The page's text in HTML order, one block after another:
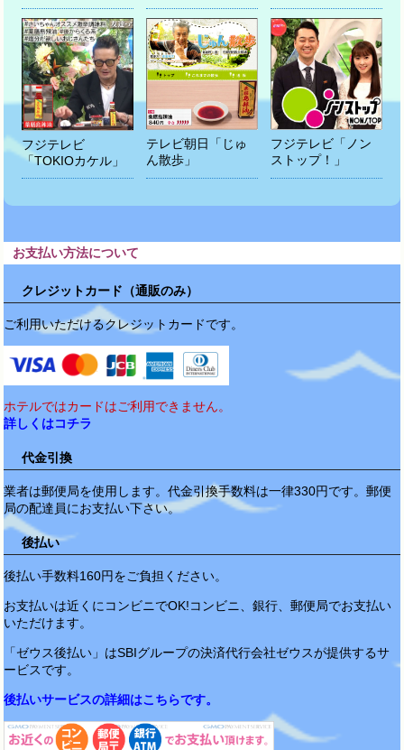
フジテレビ
「TOKIOカケル」
テレビ朝日「じゅ
ん散歩」
フジテレビ「ノン
ストップ！」
お支払い方法について
クレジットカード（通販のみ）
ご利用いただけるクレジットカードです。
ホテルではカードはご利用できません。
詳しくはコチラ
代金引換
業者は郵便局を使用します。代金引換手数料は一律330円です。郵便
局の配達員にお支払い下さい。
後払い
後払い手数料160円をご負担ください。
お支払いは近くにコンビニでOK!コンビニ、銀行、郵便局でお支払い
いただけます。
「ゼウス後払い」はSBIグループの決済代行会社ゼウスが提供するサ
ービスです。
後払いサービスの詳細はこちらです。